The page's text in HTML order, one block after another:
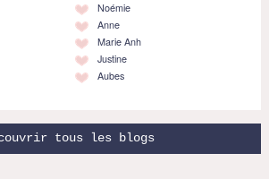
Noémie
Anne
Marie Anh
Justine
Aubes
tous les blogs